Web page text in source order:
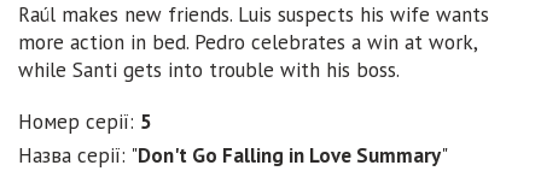
Raúl makes new friends. Luis suspects his wife wants
more action in bed. Pedro celebrates a win at work,
while Santi gets into trouble with his boss.
Номер серії: 5
Назва серії: "Don't Go Falling in Love Summary"